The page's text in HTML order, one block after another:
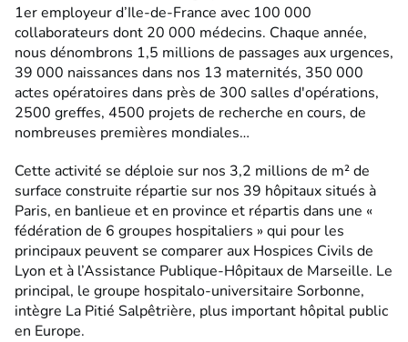
1er employeur d’Ile-de-France avec 100 000
collaborateurs dont 20 000 médecins. Chaque année,
nous dénombrons 1,5 millions de passages aux urgences,
39 000 naissances dans nos 13 maternités, 350 000
actes opératoires dans près de 300 salles d'opérations,
2500 greffes, 4500 projets de recherche en cours, de
nombreuses premières mondiales…
Cette activité se déploie sur nos 3,2 millions de m² de
surface construite répartie sur nos 39 hôpitaux situés à
Paris, en banlieue et en province et répartis dans une «
fédération de 6 groupes hospitaliers » qui pour les
principaux peuvent se comparer aux Hospices Civils de
Lyon et à l’Assistance Publique-Hôpitaux de Marseille. Le
principal, le groupe hospitalo-universitaire Sorbonne,
intègre La Pitié Salpêtrière, plus important hôpital public
en Europe.